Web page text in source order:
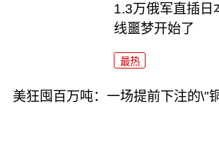
1.3万俄军直插日
线噩梦开始了
最热
美狂囤百万吨：一场提前下注的\"